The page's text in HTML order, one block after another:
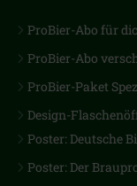
ProBier-Abo für
ProBier-Abo
ProBier-Paket
Design-
Poster: Deutsche
Poster: Der